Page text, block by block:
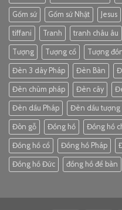
Gốm sứ Gốm sứ Nhật Jesus
tiffani Tranh tranh châu âu
Tượng Tượng cổ Tượng
Đèn 3 dây Pháp Đèn Bàn
Đèn chùm pháp Đèn cây
Đèn dầu Pháp Đèn dầu tượng
Đôn gỗ Đồng hồ Đồng hồ
Đồng hồ cổ Đồng hồ Pháp
Đồng hồ Đức đồng hồ để bàn